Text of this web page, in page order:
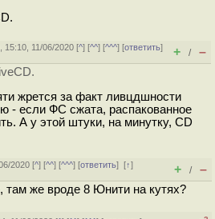
15:10, 11/06/2020 [^] [^^] [^^^] [ответить]
+ / –
жрется за факт ливцдшности
- если ФС сжата, распакованное
А у этой штуки, на минутку, CD
2020 [^] [^^] [^^^] [ответить][↑]
+ / –
там же вроде 8 Юнити на кутях?